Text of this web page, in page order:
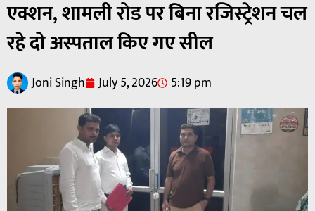
एक्शन, शामली रोड पर बिना रजिस्ट्रेशन चल
रहे दो अस्पताल किए गए सील
Joni Singh July 5, 2026 5:19 pm